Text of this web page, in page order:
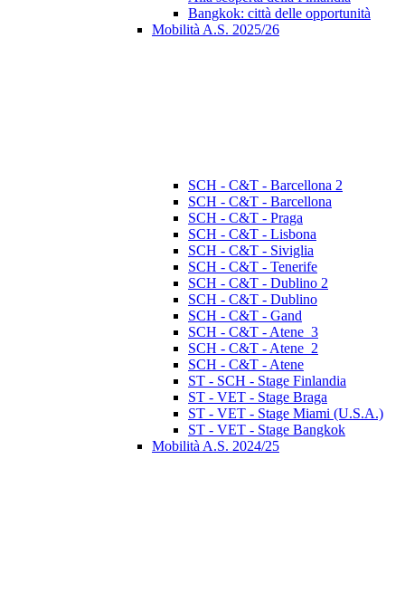
Bangkok: città delle opportunità
Mobilità A.S. 2025/26
SCH - C&T - Barcellona 2
SCH - C&T - Barcellona
SCH - C&T - Praga
SCH - C&T - Lisbona
SCH - C&T - Siviglia
SCH - C&T - Tenerife
SCH - C&T - Dublino 2
SCH - C&T - Dublino
SCH - C&T - Gand
SCH - C&T - Atene_3
SCH - C&T - Atene_2
SCH - C&T - Atene
ST - SCH - Stage Finlandia
ST - VET - Stage Braga
ST - VET - Stage Miami (U.S.A.)
ST - VET - Stage Bangkok
Mobilità A.S. 2024/25